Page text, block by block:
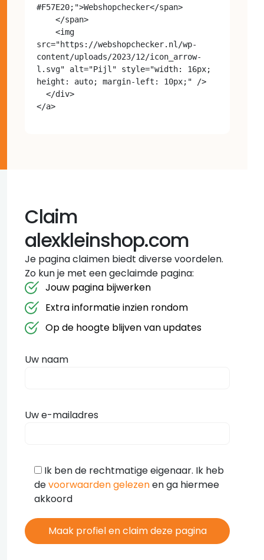
#F57E20;">Webshopchecker</span>
src="https://webshopchecker.nl/wp-
content/uploads/2023/12/icon_arrow-
l.svg" alt="Pijl" style="width: 16px;
height: auto; margin-left: 10px;" />
Claim
alexkleinshop.com
Je pagina claimen biedt diverse voordelen.
Zo kun je met een geclaimde pagina:
Jouw pagina bijwerken
Extra informatie inzien rondom
Op de hoogte blijven van updates
Uw naam
Uw e-mailadres
Ik ben de rechtmatige eigenaar. Ik heb
devoorwaarden gelezenen ga hiermee
akkoord